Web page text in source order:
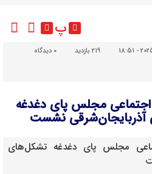
پ
219 بازدید دیدگاه
مجلس پای دغدغه
آذربایجان‌شرقی نشست